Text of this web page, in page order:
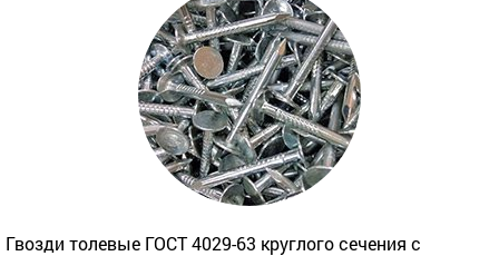
Гвозди толевые ГОСТ 4029-63 круглого сечения с